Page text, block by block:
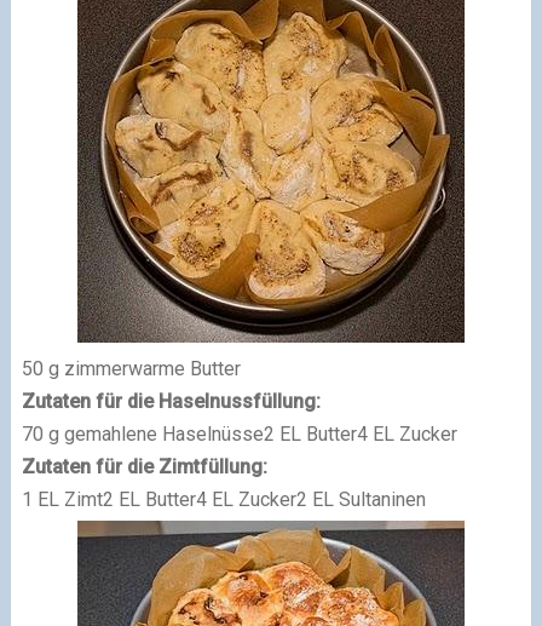
50 g zimmerwarme Butter
Zutaten für die Haselnussfüllung:
70 g gemahlene Haselnüsse2 EL Butter4 EL Zucker
Zutaten für die Zimtfüllung:
1 EL Zimt2 EL Butter4 EL Zucker2 EL Sultaninen